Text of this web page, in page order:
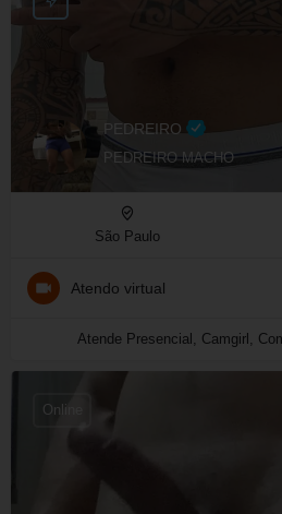
PEDREIRO
PEDREIRO MACHO
São Paulo
Atendo virtual
Atende Presencial, Camgirl,
Online